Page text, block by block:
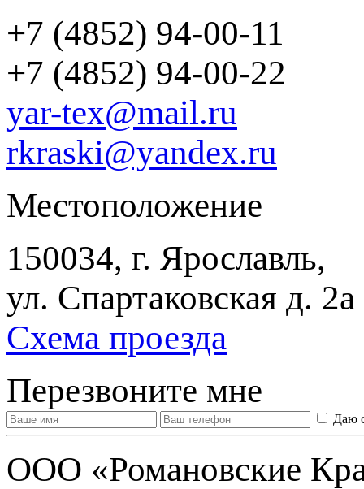
+7 (4852) 94-00-11
+7 (4852) 94-00-22
yar-tex@mail.ru
rkraski@yandex.ru
Местоположение
150034, г. Ярославль,
ул. Спартаковская д. 2а
Схема проезда
Перезвоните мне
Даю
ООО «Романовские